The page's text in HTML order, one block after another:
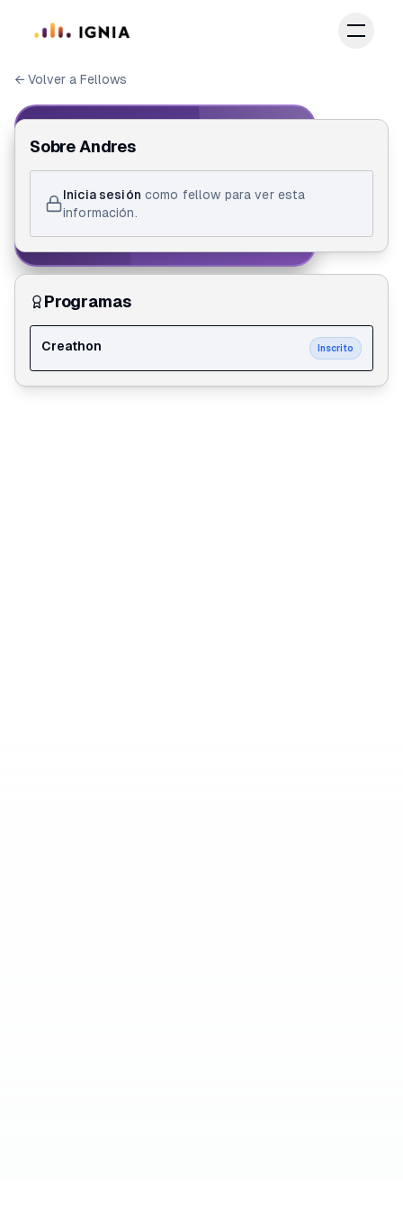
← Volver a Fellows
ID de Fellow
Andres Felipe González Franco
Sobre Andres
Inicia sesión como fellow para ver esta
información.
Programas
Creathon Inscrito